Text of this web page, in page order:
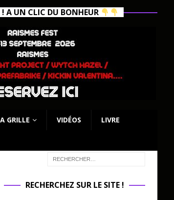
! A UN CLIC DU BONHEUR
GRILLE VIDÉOS LIVRE
RECHERCHEZ SUR LE SITE !